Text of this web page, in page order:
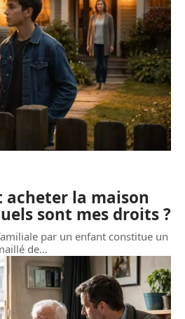
acheter la maison
sont mes droits ?
par un enfant constitue un
de…